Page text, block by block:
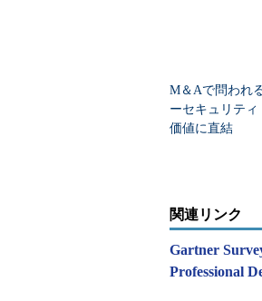
M＆Aで問われ
ーセキュリテ
価値に直結
関連リンク
Gartner
Professional